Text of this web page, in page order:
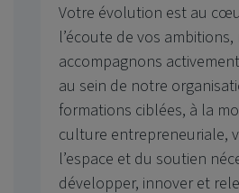
Votre évolution est au
l’écoute de vos
accompagnons
au sein de notre
formations ciblées, à la
culture entrepreneuriale,
l’espace et du soutien
développer, innover et